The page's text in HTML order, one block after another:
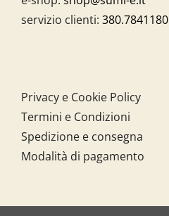
servizio clienti: 380.7841180
Privacy e Cookie Policy
Termini e Condizioni
Spedizione e consegna
Modalità di pagamento